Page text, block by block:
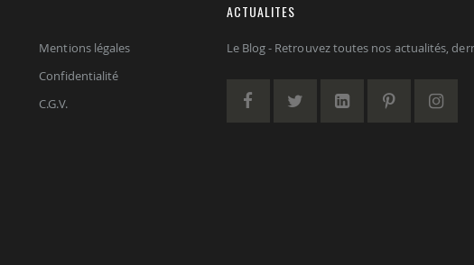
Mentions légales
Confidentialité
C.G.V.
ACTUALITES
Le Blog - Retrouvez toutes nos actualités,